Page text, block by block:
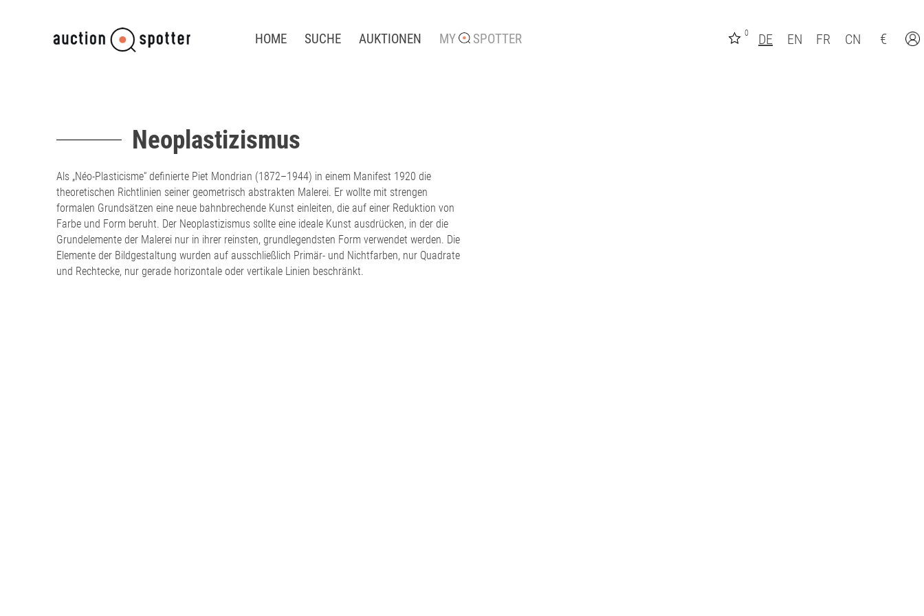
HOME SUCHE AUKTIONEN MY SPOTTER 0 DE EN FR CN €
Neoplastizismus
Als „Néo-Plasticisme“ definierte Piet Mondrian (1872–1944) in einem Manifest 1920 die
theoretischen Richtlinien seiner geometrisch abstrakten Malerei. Er wollte mit strengen
formalen Grundsätzen eine neue bahnbrechende Kunst einleiten, die auf einer Reduktion von
Farbe und Form beruht. Der Neoplastizismus sollte eine ideale Kunst ausdrücken, in der die
Grundelemente der Malerei nur in ihrer reinsten, grundlegendsten Form verwendet werden. Die
Elemente der Bildgestaltung wurden auf ausschließlich Primär- und Nichtfarben, nur Quadrate
und Rechtecke, nur gerade horizontale oder vertikale Linien beschränkt.